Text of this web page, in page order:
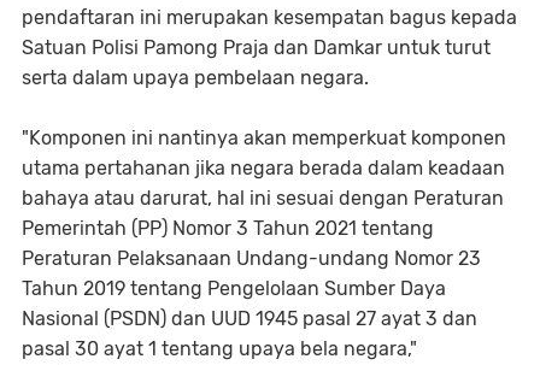
pendaftaran ini merupakan kesempatan bagus kepada
Satuan Polisi Pamong Praja dan Damkar untuk turut
serta dalam upaya pembelaan negara.
"Komponen ini nantinya akan memperkuat komponen
utama pertahanan jika negara berada dalam keadaan
bahaya atau darurat, hal ini sesuai dengan Peraturan
Pemerintah (PP) Nomor 3 Tahun 2021 tentang
Peraturan Pelaksanaan Undang-undang Nomor 23
Tahun 2019 tentang Pengelolaan Sumber Daya
Nasional (PSDN) dan UUD 1945 pasal 27 ayat 3 dan
pasal 30 ayat 1 tentang upaya bela negara,"